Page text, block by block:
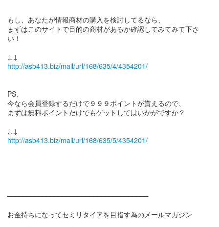
もし、あなたが情報商材の購入を検討してるなら、
まずはこのサイトで目的の商材があるか確認してみてみて下さ
い！
http://asb413.biz/mail/url/168/635/4/4354201/
PS、
今なら会員登録するだけで９９９ポイントが貰えるので、
まずは無料ポイントだけでもゲットしてはいかがですか？
http://asb413.biz/mail/url/168/635/5/4354201/
━━━━━━━━━━━━━━━━━━━━━━━━━━━━━━━━━━━━
お金持ちになってセミリタイアを目指す為のメールマガジン